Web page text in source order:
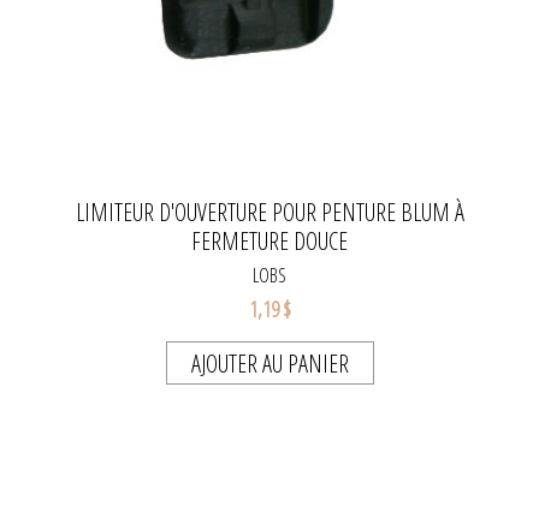
LIMITEUR D'OUVERTURE POUR PENTURE BLUM À
FERMETURE DOUCE
LOBS
1,19 $
AJOUTER AU PANIER